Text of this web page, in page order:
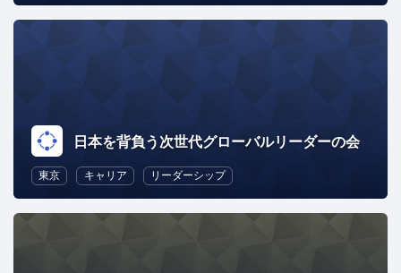
日本を背負う次世代グローバルリーダーの会
東京 キャリア リーダーシップ